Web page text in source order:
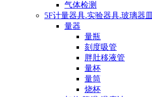
气体检测
5F计量器具.实验器具.玻璃器皿
量器
量瓶
刻度吸管
胖肚移液管
量杯
量筒
烧杯